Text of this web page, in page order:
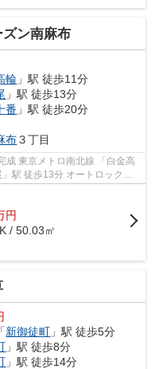
ズン南麻布
輪 」駅 徒歩11分
」駅 徒歩13分
番 」駅 徒歩20分
布３丁目
オートロック・
円
/ 50.03㎡
「新御徒町 」駅 徒歩5分
」駅 徒歩8分
」駅 徒歩14分